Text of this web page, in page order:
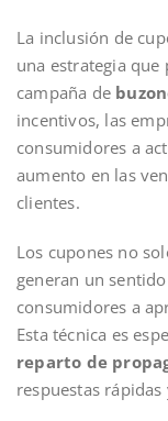
La inclusión de
una estrategia
campaña de
incentivos, las
consumidores a
aumento en las
clientes.
Los cupones no
generan un
consumidores a
Esta técnica es
reparto de
respuestas